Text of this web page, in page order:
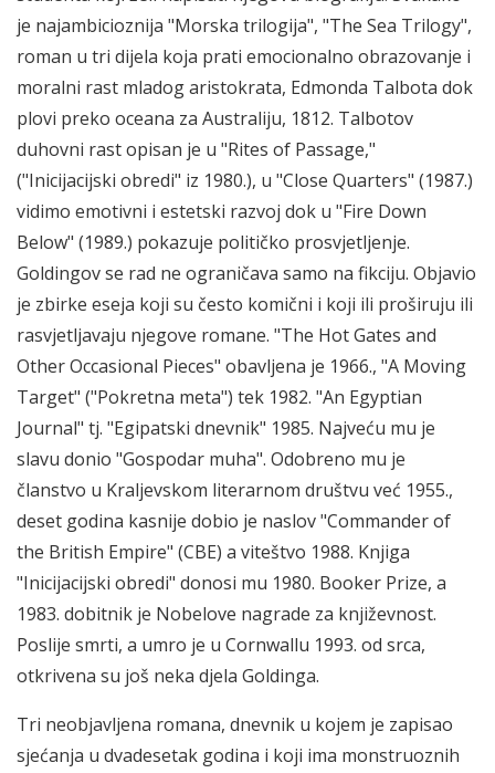
je najambicioznija "Morska trilogija", "The Sea Trilogy",
roman u tri dijela koja prati emocionalno obrazovanje i
moralni rast mladog aristokrata, Edmonda Talbota dok
plovi preko oceana za Australiju, 1812. Talbotov
duhovni rast opisan je u "Rites of Passage,"
("Inicijacijski obredi" iz 1980.), u "Close Quarters" (1987.)
vidimo emotivni i estetski razvoj dok u "Fire Down
Below" (1989.) pokazuje političko prosvjetljenje.
Goldingov se rad ne ograničava samo na fikciju. Objavio
je zbirke eseja koji su često komični i koji ili proširuju ili
rasvjetljavaju njegove romane. "The Hot Gates and
Other Occasional Pieces" obavljena je 1966., "A Moving
Target" ("Pokretna meta") tek 1982. "An Egyptian
Journal" tj. "Egipatski dnevnik" 1985. Najveću mu je
slavu donio "Gospodar muha". Odobreno mu je
članstvo u Kraljevskom literarnom društvu već 1955.,
deset godina kasnije dobio je naslov "Commander of
the British Empire" (CBE) a viteštvo 1988. Knjiga
"Inicijacijski obredi" donosi mu 1980. Booker Prize, a
1983. dobitnik je Nobelove nagrade za književnost.
Poslije smrti, a umro je u Cornwallu 1993. od srca,
otkrivena su još neka djela Goldinga.
Tri neobjavljena romana, dnevnik u kojem je zapisao
sjećanja u dvadesetak godina i koji ima monstruoznih